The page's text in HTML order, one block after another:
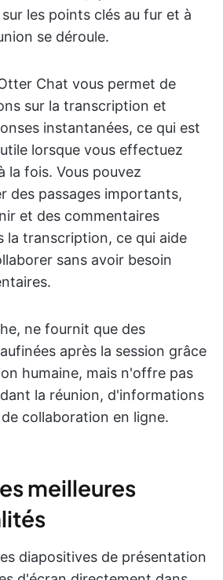
les points clés au fur et à
se déroule.
Chat vous permet de
sur la transcription et
instantanées, ce qui est
lorsque vous effectuez
la fois. Vous pouvez
des passages importants,
et des commentaires
la transcription, ce qui aide
sans avoir besoin
ne fournit que des
après la session grâce
humaine, mais n'offre pas
la réunion, d'informations
collaboration en ligne.
meilleures
diapositives de présentation